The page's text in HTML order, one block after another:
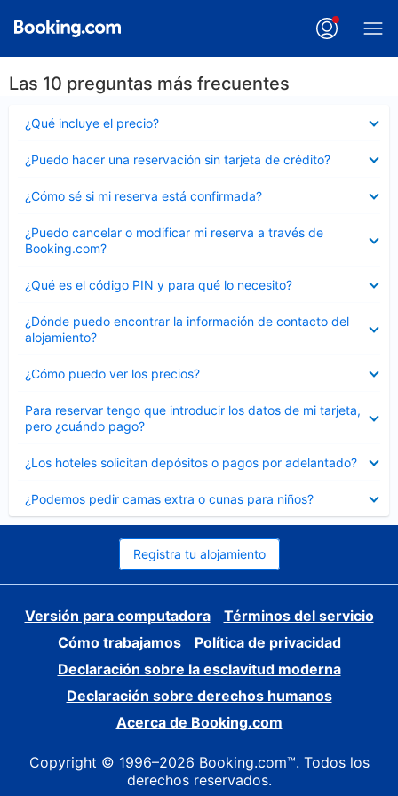
Las 10 preguntas más frecuentes
¿Qué incluye el precio?
cerrado
¿Puedo hacer una reservación sin tarjeta de crédito?
cerrado
¿Cómo sé si mi reserva está confirmada?
cerrado
¿Puedo cancelar o modificar mi reserva a través de
Booking.com?
cerrado
¿Qué es el código PIN y para qué lo necesito?
cerrado
¿Dónde puedo encontrar la información de contacto del
alojamiento?
cerrado
¿Cómo puedo ver los precios?
cerrado
Para reservar tengo que introducir los datos de mi tarjeta,
pero ¿cuándo pago?
cerrado
¿Los hoteles solicitan depósitos o pagos por adelantado?
cerrado
¿Podemos pedir camas extra o cunas para niños?
cerrado
Registra tu alojamiento
Versión para computadora
Términos del servicio
Cómo trabajamos
Política de privacidad
Declaración sobre la esclavitud moderna
Declaración sobre derechos humanos
Acerca de Booking.com
Copyright © 1996–2026 Booking.com™. Todos los
derechos reservados.